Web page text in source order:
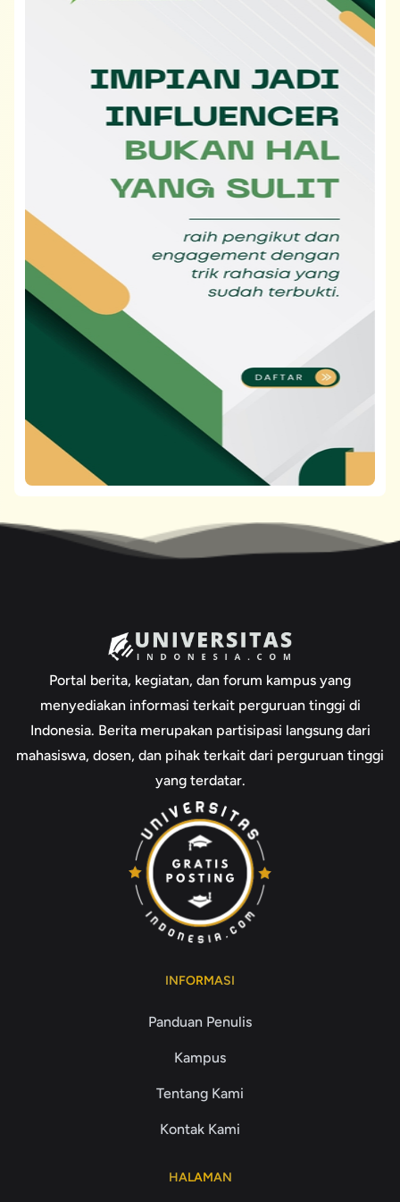
Portal berita, kegiatan, dan forum kampus yang
menyediakan informasi terkait perguruan tinggi di
Indonesia. Berita merupakan partisipasi langsung dari
mahasiswa, dosen, dan pihak terkait dari perguruan tinggi
yang terdatar.
INFORMASI
Panduan Penulis
Kampus
Tentang Kami
Kontak Kami
HALAMAN